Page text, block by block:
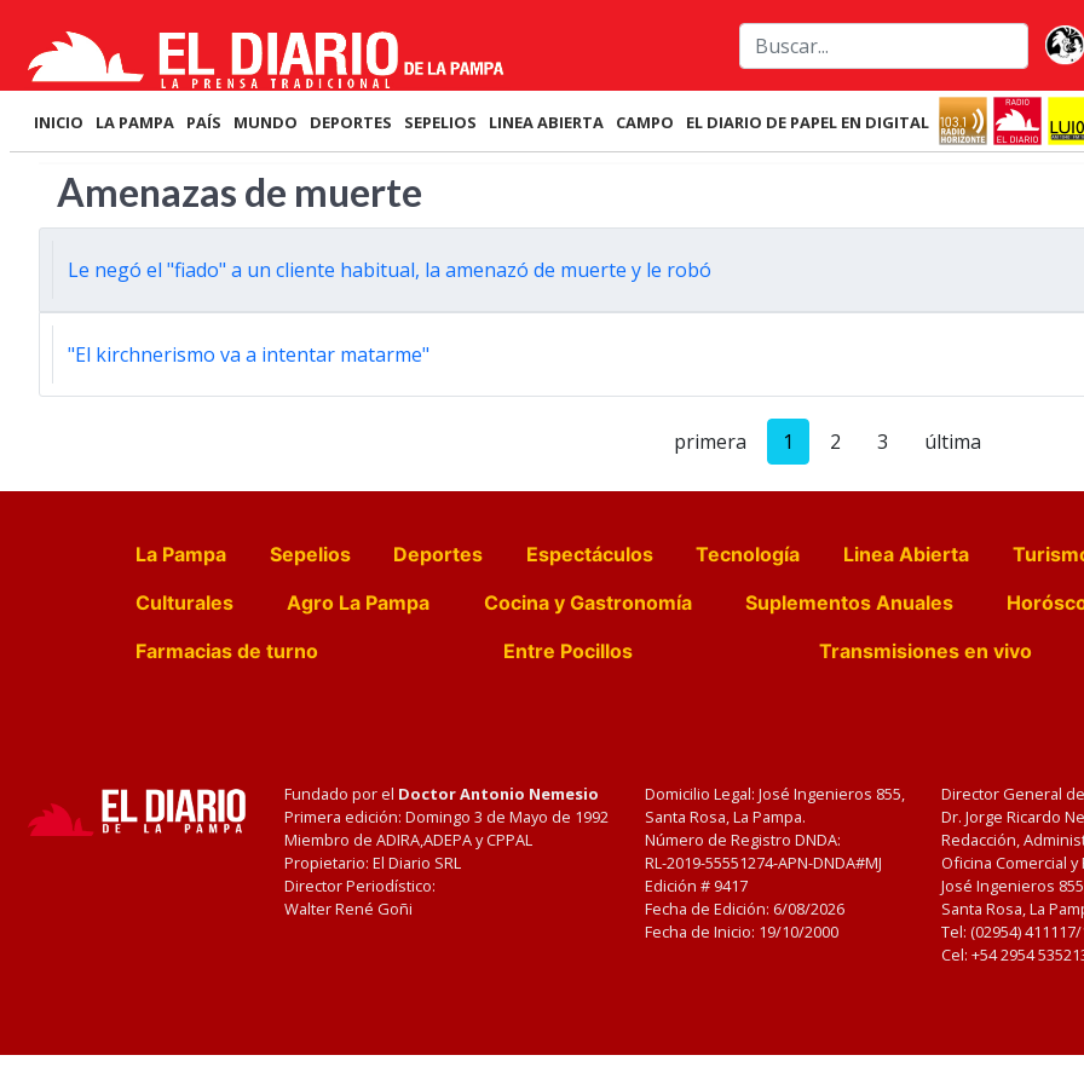
INICIO LA PAMPA PAÍS MUNDO DEPORTES SEPELIOS LINEA ABIERTA CAMPO EL DIARIO DE PAPEL EN DIGITAL
Amenazas de muerte
Le negó el "fiado" a un cliente habitual, la amenazó de muerte y le robó
"El kirchnerismo va a intentar matarme"
primera 1 2 3 última
La Pampa Sepelios Deportes Espectáculos Tecnología Linea Abierta
Culturales
Agro La Pampa Cocina y Gastronomía Suplementos Anuales
Farmacias de turno
Entre Pocillos Transmisiones en vivo
Fundado por el Doctor Antonio Nemesio
Primera edición: Domingo 3 de Mayo de 1992
Miembro de ADIRA,ADEPA y CPPAL
Propietario: El Diario SRL
Director Periodístico:
Walter René Goñi
Domicilio Legal: José Ingenieros 855,
Santa Rosa, La Pampa.
Número de Registro DNDA:
RL-2019-55551274-APN-DNDA#MJ
Edición # 9417
Fecha de Edición: 6/08/2026
Fecha de Inicio: 19/10/2000
Director General
Dr. Jorge Ricardo
Redacción,
Oficina Comercial
José Ingenieros
Santa Rosa, La
Tel: (02954)
Cel: +54 2954